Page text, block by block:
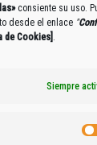
consiente su uso.
desde el enlace "
de Cookies]
Siempre